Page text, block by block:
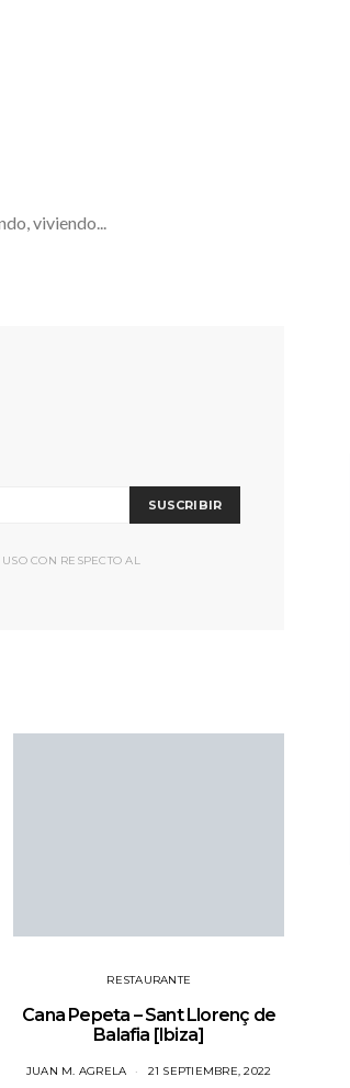
viviendo...
SUSCRIBIR
CON RESPECTO AL
RESTAURANTE
Cana Pepeta – Sant Llorenç de
Balafia [Ibiza]
JUAN M. AGRELA 21 SEPTIEMBRE, 2022